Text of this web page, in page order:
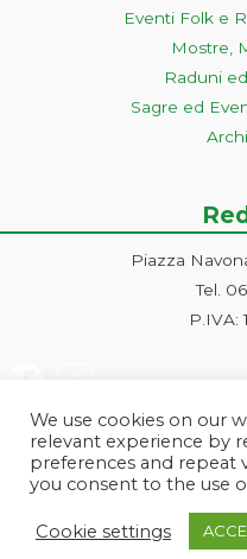
Eventi Folk e
Mostre,
Raduni
Sagre ed
Piazza
Tel.
P.IVA:
Roma | PI e CF:
We use cookies on our
relevant experience by
preferences and repeat
you consent to the use
Cookie settings